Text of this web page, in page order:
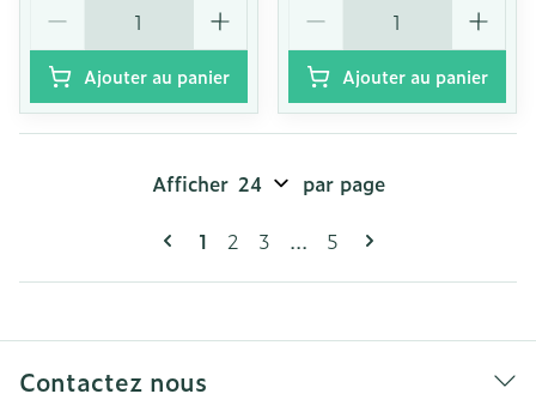
Ajouter au panier Ajouter au panier
Pages
Vous lisez actuellement la page
1 Page
2 Page
3 ... Page
5
Afficher par page
Contactez nous